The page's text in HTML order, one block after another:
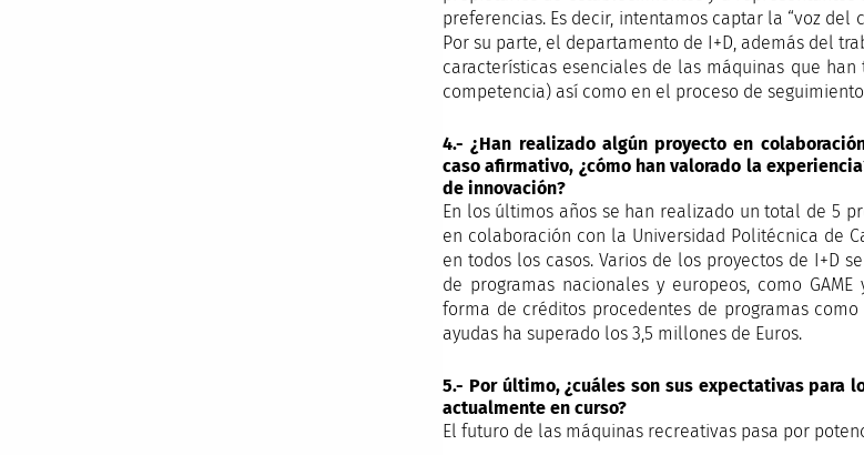
preferencias. Es decir, intentamos captar la “voz
Por su parte, el departamento de I+D, además del
características esenciales de las máquinas que
competencia) así como en el proceso de
4.- ¿Han realizado algún proyecto en
caso afirmativo, ¿cómo han valorado la
de innovación?
En los últimos años se han realizado un total de 5
en colaboración con la Universidad Politécnica de
en todos los casos. Varios de los proyectos de I+D
de programas nacionales y europeos, como GAME
forma de créditos procedentes de programas
ayudas ha superado los 3,5 millones de Euros.
5.- Por último, ¿cuáles son sus expectativas para
actualmente en curso?
El futuro de las máquinas recreativas pasa por